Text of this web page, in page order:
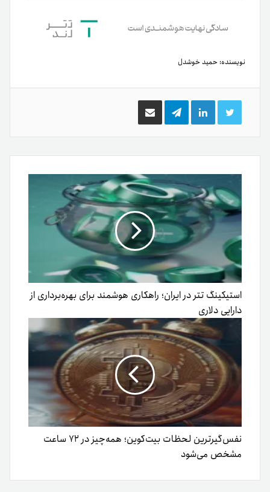
نویسنده: حمید خوشدل
توییتر لینکدینتلگرام اشتراک
گذاری
ایمیل
استیکینگ تتر در ایران؛ راهکاری هوشمند برای بهره‌برداری از
دارایی دلاری
نفس‌گیرترین لحظات بیت‌کوین؛ همه‌چیز در ۷۲ ساعت
مشخص می‌شود